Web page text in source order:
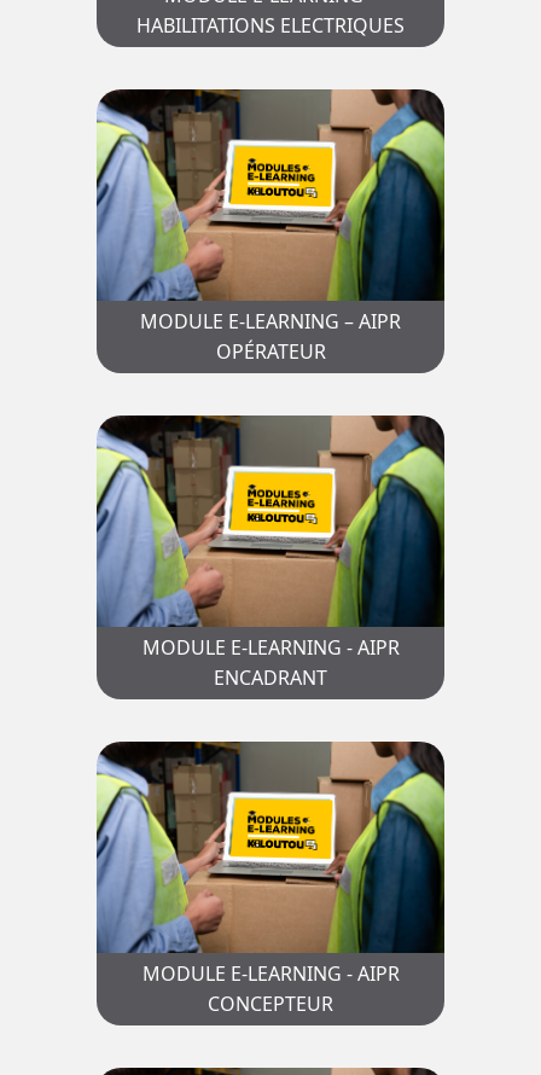
HABILITATIONS ELECTRIQUES
MODULE E-LEARNING – AIPR
OPÉRATEUR
MODULE E-LEARNING - AIPR
ENCADRANT
MODULE E-LEARNING - AIPR
CONCEPTEUR